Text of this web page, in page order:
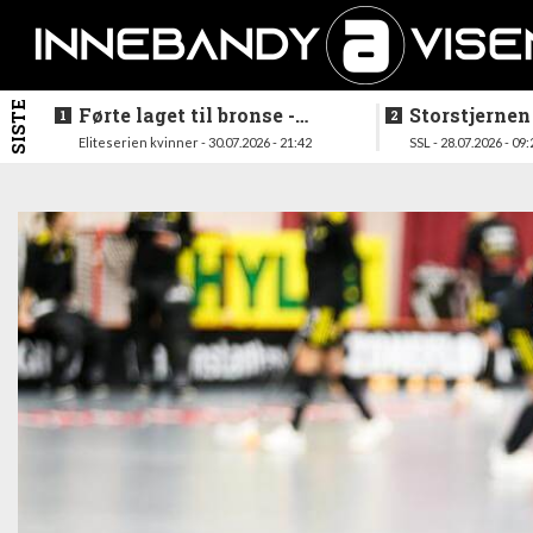
SISTE
Førte laget til bronse -
trenerduoen ferdige i
Eliteserien kvinner - 30.07.2026 - 21:42
ferdig -
SSL - 28.07.2026 -